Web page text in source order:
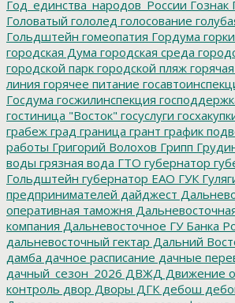
Год_единства_народов_России Гознак
Головатый гололед голосование
Гольдштейн гомеопатия Гордума горки
городская Дума городская среда
городской парк городской пляж
линия горячее питание
Госдума госжилинспекция
гостиница "Восток" госуслуги
грабеж град граница грант график
работы Григорий Волохов Грипп
воды грязная вода ГТО губернатор
Гольдштейн губернатор ЕАО ГУК
предпринимателей дайджест
оперативная таможня
компания Дальневосточное ГУ Банка
дальневосточный гектар Дальний
дамба дачное расписание дачные
дачный_сезон_2026 ДВЖД Движение
контроль двор Дворы ДГК дебош